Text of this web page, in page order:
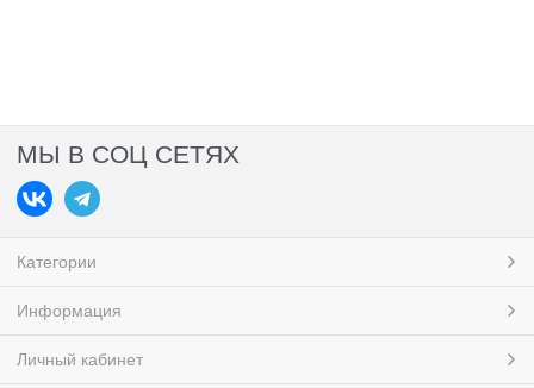
МЫ В СОЦ СЕТЯХ
Категории
Информация
Личный кабинет